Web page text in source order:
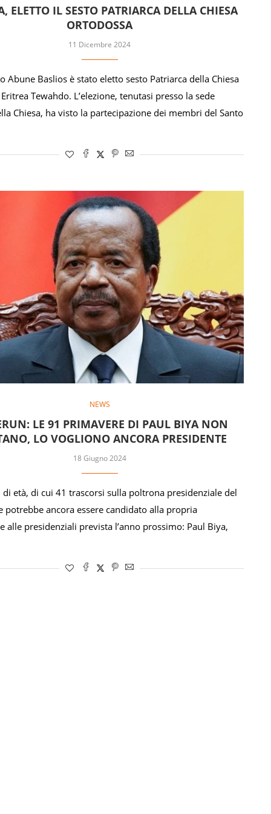
ELETTO IL SESTO PATRIARCA DELLA CHIESA
ORTODOSSA
11 Dicembre 2024
Abune Baslios è stato eletto sesto Patriarca della Chiesa
Tewahdo. L’elezione, tenutasi presso la sede
Chiesa, ha visto la partecipazione dei membri del Santo
NEWS
LE 91 PRIMAVERE DI PAUL BIYA NON
LO VOGLIONO ANCORA PRESIDENTE
18 Giugno 2024
di età, di cui 41 trascorsi sulla poltrona presidenziale del
potrebbe ancora essere candidato alla propria
alle presidenziali prevista l’anno prossimo: Paul Biya,